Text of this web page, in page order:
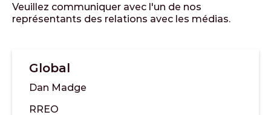
Veuillez communiquer avec l'un de nos
représentants des relations avec les médias.
Global
Dan Madge
RREO